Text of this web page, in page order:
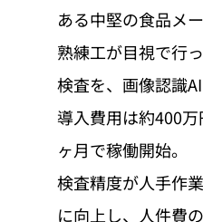
ある中堅の食品メ
熟練工が目視で行
検査を、画像認識
導入費用は約400
ヶ月で稼働開始。
検査精度が人手作
に向上し、人件費